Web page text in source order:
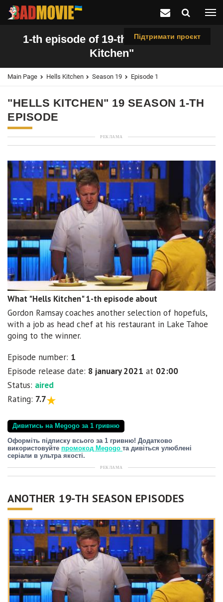
Підтримати проєкт
1-th episode of 19-th season "Hells
Kitchen"
Main Page Hells Kitchen Season 19 Episode 1
"HELLS KITCHEN" 19 SEASON 1-TH
EPISODE
РЕКЛАМА
What "Hells Kitchen" 1-th episode about
Gordon Ramsay coaches another selection of hopefuls,
with a job as head chef at his restaurant in Lake Tahoe
going to the winner.
Episode number: 1
Episode release date: 8 january 2021 at 02:00
Status: aired
Rating: 7.7
Дивитись на Megogo за 1 гривню
Оформіть підписку всього за 1 гривню! Додатково
використовуйте промокод Megogo та дивіться улюблені
серіали в ультра якості.
РЕКЛАМА
ANOTHER 19-TH SEASON EPISODES